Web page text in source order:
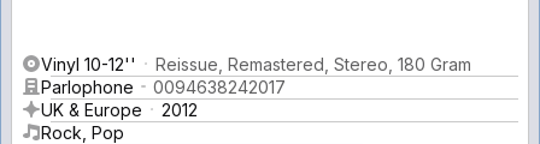
Vinyl 10-12''
Reissue, Remastered, Stereo, 180 Gram
Parlophone
0094638242017
UK & Europe
2012
Rock, Pop